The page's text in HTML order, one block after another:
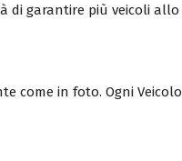
di garantire più veicoli
come in foto. Ogni